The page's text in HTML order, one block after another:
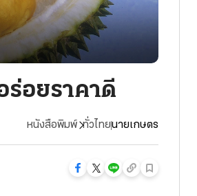
ร่อยราคาดี
หนังสือพิมพ์ ทั่วไทยนายเกษตร